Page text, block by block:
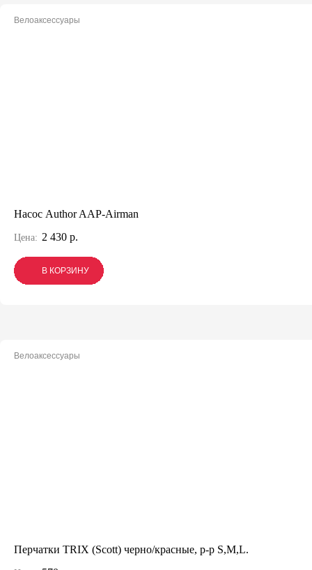
Велоаксессуары
Насос Author AAP-Airman
Цена: 2 430 р.
В КОРЗИНУ
В КОРЗИНУ
В КОРЗИНУ
Велоаксессуары
Перчатки TRIX (Scott) черно/красные, р-р S,M,L.